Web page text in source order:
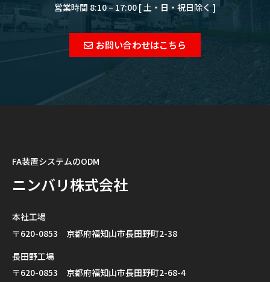
営業時間 8:10 – 17:00 [ 土・日・祝日除く ]
お問い合わせはこちら
FA装置システムのODM
ニンバリ株式会社
本社工場
〒620-0853 京都府福知山市長田野町2-38
長田野工場
〒620-0853 京都府福知山市長田野町2-68-4